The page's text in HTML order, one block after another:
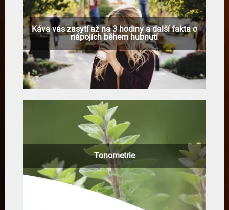
Káva vás zasytí až na 3 hodiny a další fakta o
nápojích během hubnutí
Tonometrie